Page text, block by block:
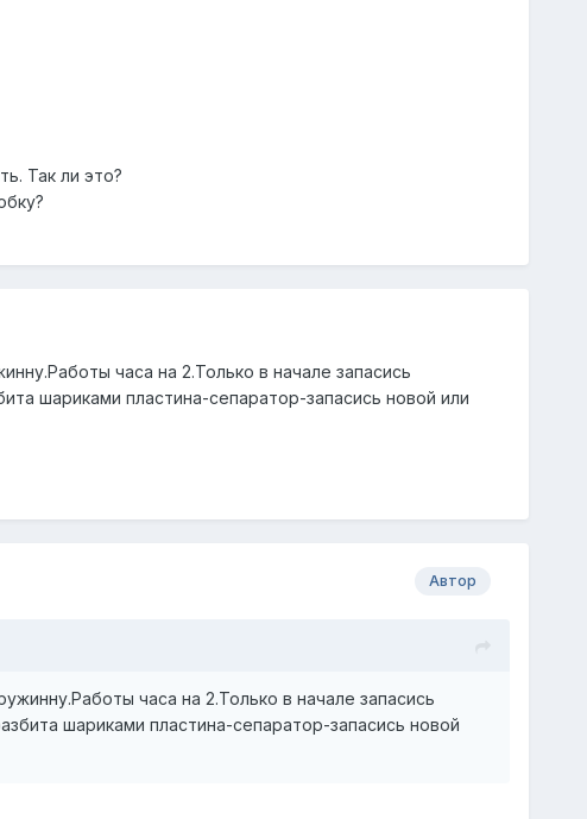
Так ли это?
часа на 2.Только в начале запасись
шариками пластина-сепаратор-запасись новой или
Автор
часа на 2.Только в начале запасись
шариками пластина-сепаратор-запасись новой